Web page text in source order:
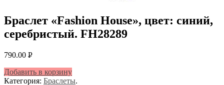
Браслет «Fashion House», цвет: синий,
серебристый. FH28289
790.00 Р
Добавить в корзину
Категория: Браслеты.